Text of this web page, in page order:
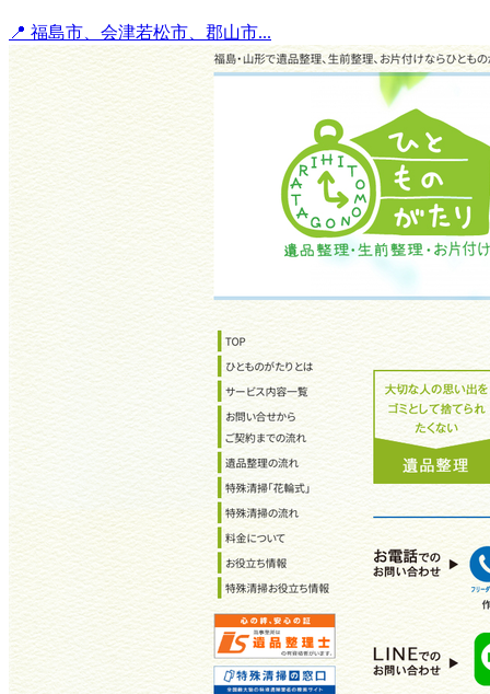
📍 福島市、会津若松市、郡山市...